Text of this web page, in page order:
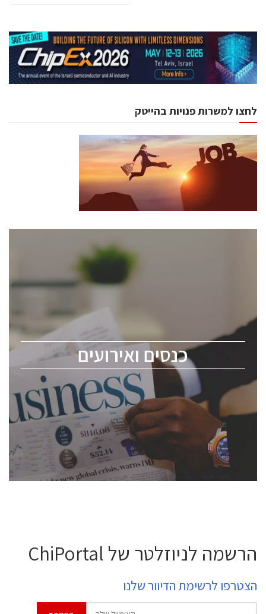
לחצו למשרות פנויות בהייטק
כנסים ואירועים
כנסים ואירועים
לכל העוסקים בתעשיית הסמיקונדקטור כולל מהנדסים,
ChipEx2026 will be held on May 12-13, 2026. The
conference is intended for everyone involved in the
semiconductor industry, including engineers,
professional experts, and senior executives.
לחץ לפרטים
הרשמה לניוזלטר של ChiPortal
הצטרפו לרשימת הדיוור שלנו